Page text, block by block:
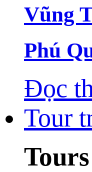
Vũng
Phú
Đọc
Tour